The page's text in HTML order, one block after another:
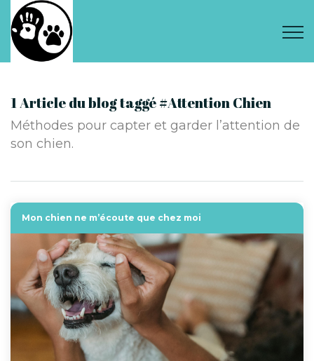
1 Article du blog taggé #Attention Chien
Méthodes pour capter et garder l’attention de
son chien.
Mon chien ne m’écoute que chez moi